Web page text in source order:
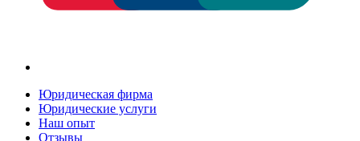
Юридическая фирма
Юридические услуги
Наш опыт
Отзывы